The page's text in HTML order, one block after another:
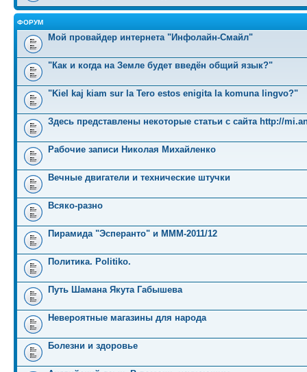
ФОРУМ
Мой провайдер интернета "Инфолайн-Смайл"
"Как и когда на Земле будет введён общий язык?"
"Kiel kaj kiam sur la Tero estos enigita la komuna lingvo?"
Здесь представлены некоторые статьи с сайта http://
Рабочие записи Николая Михайленко
Вечные двигатели и технические штучки
Всяко-разно
Пирамида "Эсперанто" и MMM-2011/12
Политика. Politiko.
Путь Шамана Якута Габышева
Невероятные магазины для народа
Болезни и здоровье